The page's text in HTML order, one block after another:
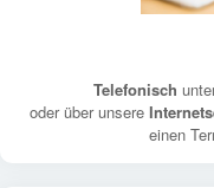
Telefonisch
oder über unsere
einen